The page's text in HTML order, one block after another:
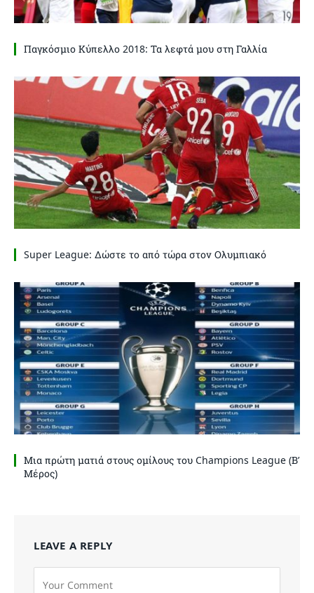
Παγκόσμιο Κύπελλο 2018: Τα λεφτά μου στη Γαλλία
Super League: Δώστε το από τώρα στον Ολυμπιακό
Μια πρώτη ματιά στους ομίλους του Champions League (Β’
Μέρος)
LEAVE A REPLY